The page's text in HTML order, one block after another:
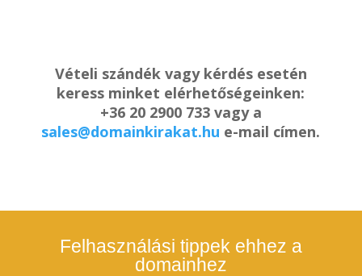
Vételi szándék vagy kérdés esetén
keress minket elérhetőségeinken:
+36 20 2900 733 vagy a
sales@domainkirakat.hu e-mail címen.
Felhasználási tippek ehhez a
domainhez